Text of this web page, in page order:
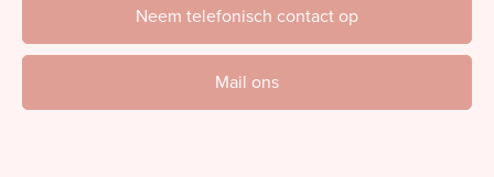
Neem telefonisch contact op
Mail ons